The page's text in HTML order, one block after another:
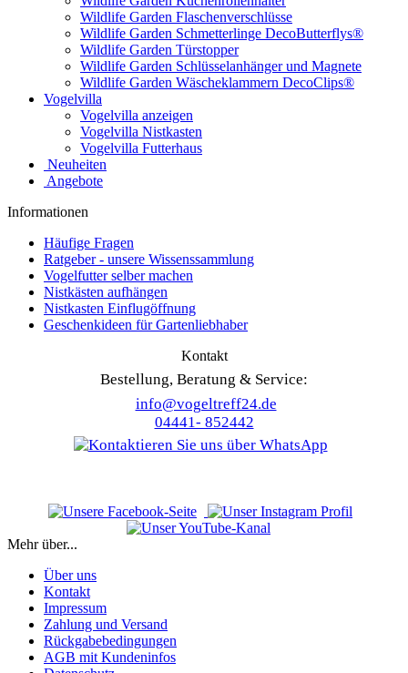
Wildlife Garden Flaschenverschlüsse
Wildlife Garden Schmetterlinge DecoButterflys®
Wildlife Garden Türstopper
Wildlife Garden Schlüsselanhänger und Magnete
Wildlife Garden Wäscheklammern DecoClips®
Vogelvilla
Vogelvilla anzeigen
Vogelvilla Nistkasten
Vogelvilla Futterhaus
Neuheiten
Angebote
Informationen
Häufige Fragen
Ratgeber - unsere Wissenssammlung
Vogelfutter selber machen
Nistkästen aufhängen
Nistkasten Einflugöffnung
Geschenkideen für Gartenliebhaber
Kontakt
Bestellung, Beratung & Service:
info@vogeltreff24.de
04441- 852442
Mehr über...
Über uns
Kontakt
Impressum
Zahlung und Versand
Rückgabebedingungen
AGB mit Kundeninfos